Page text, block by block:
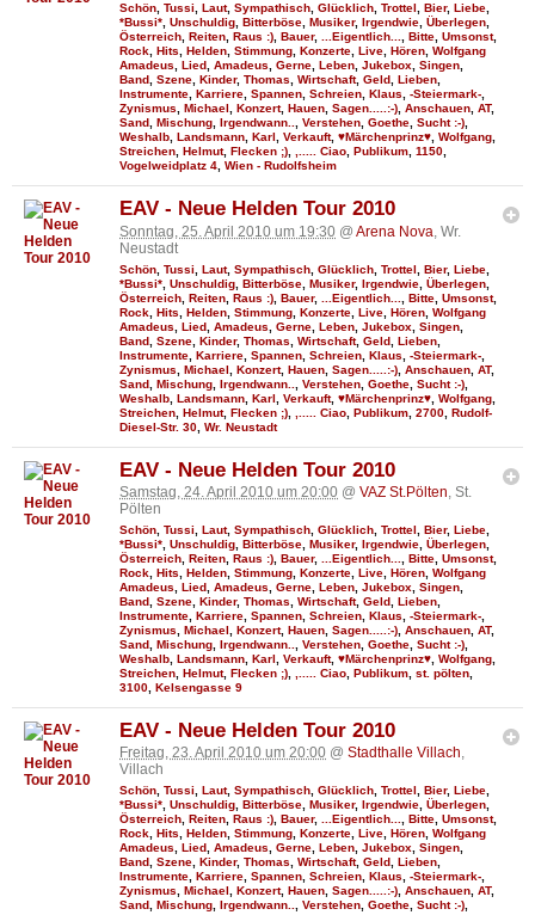
Schön Tussi Laut, Sympathisch Glücklich Trottel Bier, Liebe
*Bussi* Unschuldig Bitterböse Musiker, Irgendwie Überlegen
Österreich Reiten Raus :) Bauer, ...Eigentlich... Bitte Umsonst,
Rock Hits Helden Stimmung Konzerte Live Hören Wolfgang
Amadeus
Lied Amadeus Gerne Leben Jukebox Singen
Band Szene Kinder, Thomas Wirtschaft, Geld Lieben
Instrumente Karriere Spannen Schreien Klaus -Steiermark-
Zynismus
Michael Konzert, Hauen Sagen.....:-) Anschauen AT,
Sand Mischung Irgendwann.. Verstehen Goethe Sucht :-)
Weshalb Landsmann Karl Verkauft, ♥Märchenprinz♥ Wolfgang
Streichen Helmut, Flecken ;) ,..... Ciao Publikum 1150
Vogelweidplatz 4 Wien - Rudolfsheim
EAV - Neue Helden Tour 2010
Sonntag, 25. April 2010 um 19:30 @ Arena Nova , Wr.
Neustadt
Schön Tussi Laut, Sympathisch Glücklich Trottel Bier, Liebe
*Bussi* Unschuldig Bitterböse Musiker, Irgendwie Überlegen
Österreich Reiten Raus :) Bauer, ...Eigentlich... Bitte Umsonst,
Rock Hits Helden Stimmung Konzerte Live Hören Wolfgang
Amadeus
Lied Amadeus Gerne Leben Jukebox Singen
Band Szene Kinder, Thomas Wirtschaft, Geld Lieben
Instrumente Karriere Spannen Schreien Klaus -Steiermark-
Zynismus
Michael Konzert, Hauen Sagen.....:-) Anschauen AT,
Sand Mischung Irgendwann.. Verstehen Goethe Sucht :-)
Weshalb Landsmann Karl Verkauft, ♥Märchenprinz♥ Wolfgang
Streichen Helmut, Flecken ;) ,..... Ciao Publikum 2700 Rudolf-
Diesel-Str. 30 Wr. Neustadt
EAV - Neue Helden Tour 2010
Samstag, 24. April 2010 um 20:00 @ VAZ St.Pölten, St.
Pölten
Schön Tussi Laut, Sympathisch Glücklich Trottel Bier, Liebe
*Bussi* Unschuldig Bitterböse Musiker, Irgendwie Überlegen
Österreich Reiten Raus :) Bauer, ...Eigentlich... Bitte Umsonst,
Rock Hits Helden Stimmung Konzerte Live Hören Wolfgang
Amadeus
Lied Amadeus Gerne Leben Jukebox Singen
Band Szene Kinder, Thomas Wirtschaft, Geld Lieben
Instrumente Karriere Spannen Schreien Klaus -Steiermark-
Zynismus
Michael Konzert, Hauen Sagen.....:-) Anschauen AT,
Sand Mischung Irgendwann.. Verstehen Goethe Sucht :-)
Weshalb Landsmann Karl Verkauft, ♥Märchenprinz♥ Wolfgang
Streichen Helmut, Flecken ;) ,..... Ciao Publikum st. pölten
3100 Kelsengasse 9
EAV - Neue Helden Tour 2010
Freitag, 23. April 2010 um 20:00 @ Stadthalle Villach,
Villach
Schön, Tussi, Laut, Sympathisch, Glücklich, Trottel, Bier, Liebe,
*Bussi*, Unschuldig, Bitterböse, Musiker, Irgendwie, Überlegen,
Österreich, Reiten, Raus :), Bauer, ...Eigentlich..., Bitte, Umsonst,
Rock, Hits, Helden, Stimmung, Konzerte, Live, Hören, Wolfgang
Amadeus, Lied, Amadeus, Gerne, Leben, Jukebox, Singen,
Band, Szene, Kinder, Thomas, Wirtschaft, Geld, Lieben,
Instrumente, Karriere, Spannen, Schreien, Klaus, -Steiermark-,
Zynismus, Michael, Konzert, Hauen, Sagen.....:-), Anschauen, AT,
Sand, Mischung, Irgendwann.., Verstehen, Goethe, Sucht :-),